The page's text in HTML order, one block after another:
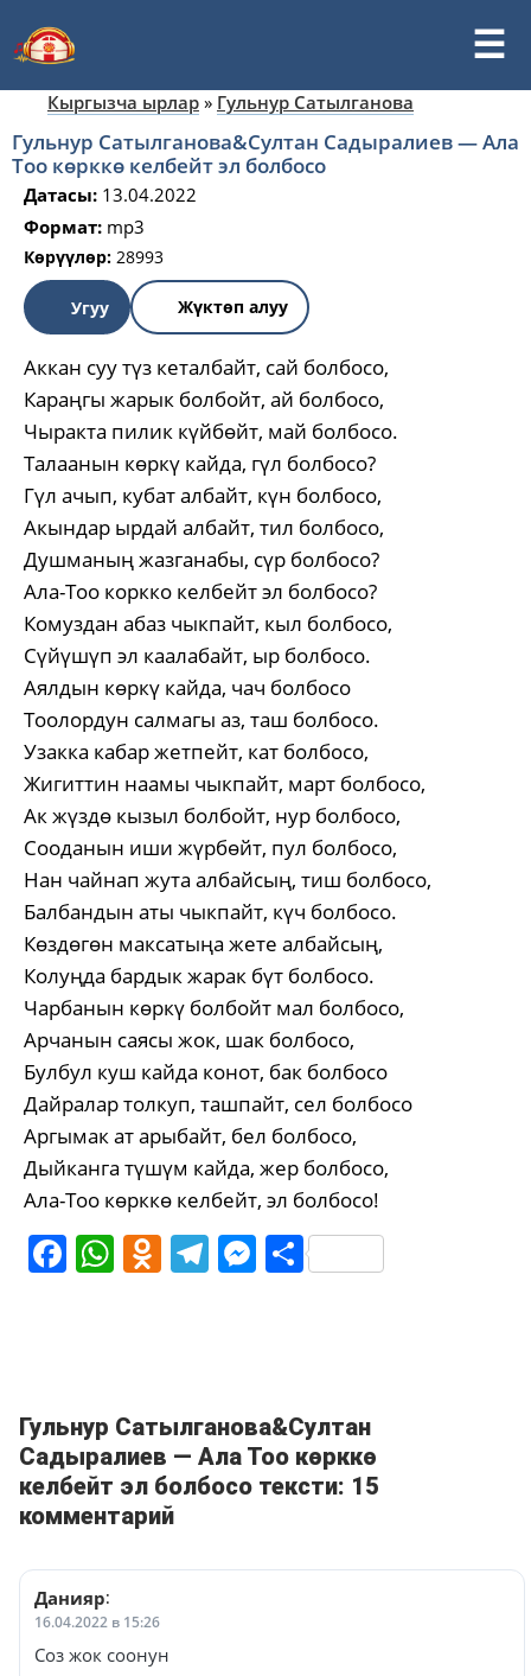
Кыргызча ырлар » Гульнур Сатылганова
Гульнур Сатылганова&Султан Садыралиев — Ала
Тоо көрккө келбейт эл болбосо
Датасы: 13.04.2022
Формат: mp3
Көрүүлөр: 28993
Угуу Жүктөп алуу
Аккан суу түз кеталбайт, сай болбосо,
Караңгы жарык болбойт, ай болбосо,
Чыракта пилик күйбөйт, май болбосо.
Талаанын көркү кайда, гүл болбосо?
Гүл ачып, кубат албайт, күн болбосо,
Акындар ырдай албайт, тил болбосо,
Душманың жазганабы, сүр болбосо?
Ала-Тоо коркко келбейт эл болбосо?
Комуздан абаз чыкпайт, кыл болбосо,
Сүйүшүп эл каалабайт, ыр болбосо.
Аялдын көркү кайда, чач болбосо
Тоолордун салмагы аз, таш болбосо.
Узакка кабар жетпейт, кат болбосо,
Жигиттин наамы чыкпайт, март болбосо,
Ак жүздө кызыл болбойт, нур болбосо,
Сооданын иши жүрбөйт, пул болбосо,
Нан чайнап жута албайсың, тиш болбосо,
Балбандын аты чыкпайт, күч болбосо.
Көздөгөн максатыңа жете албайсың,
Колуңда бардык жарак бүт болбосо.
Чарбанын көркү болбойт мал болбосо,
Арчанын саясы жок, шак болбосо,
Булбул куш кайда конот, бак болбосо
Дайралар толкуп, ташпайт, сел болбосо
Аргымак ат арыбайт, бел болбосо,
Дыйканга түшүм кайда, жер болбосо,
Ала-Тоо көрккө келбейт, эл болбосо!
Facebook
WhatsApp
Odnoklassniki
Telegram
Messenger
Share
Гульнур Сатылганова&Султан
Садыралиев — Ала Тоо көрккө
келбейт эл болбосо тексти: 15
комментарий
Данияр:
16.04.2022 в 15:26
Соз жок соонун